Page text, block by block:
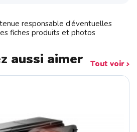
responsable d’éventuelles
fiches produits et photos
aussi aimer Tout voir